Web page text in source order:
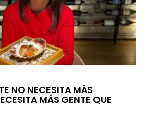
NO NECESITA MÁS
MÁS GENTE QUE